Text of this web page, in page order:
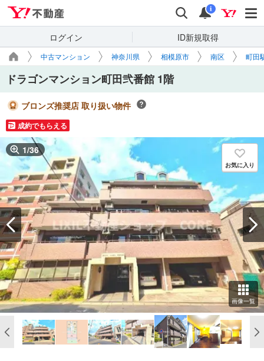
検索 通知
i
ログイン ID新規取得
中古マンション 神奈川県 相模原市 南区 町田
ドラゴンマンション町田弐番館 1階
ブロンズ推奨店 取り扱い物件
成約でもらえる
1/36
お気に入り
画像一覧